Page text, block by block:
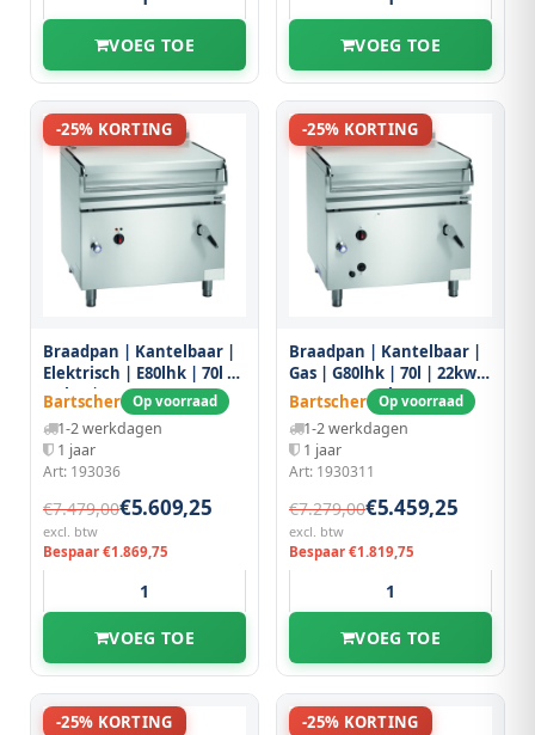
VOEG TOE VOEG TOE
-25% KORTING
Braadpan | Kantelbaar |
Elektrisch | E80lhk | 70l |
9.9kw |
900x900x900(h)mm
Bartscher Op voorraad
1-2 werkdagen
1 jaar
Art: 193036
€7.479,00€5.609,25
excl. btw
Bespaar €1.869,75
VOEG TOE
-25% KORTING
Braadpan | Kantelbaar |
Gas | G80lhk | 70l | 22kw |
900x900x900(h)mm
Bartscher Op voorraad
1-2 werkdagen
1 jaar
Art: 1930311
€7.279,00€5.459,25
excl. btw
Bespaar €1.819,75
VOEG TOE
-25% KORTING -25% KORTING